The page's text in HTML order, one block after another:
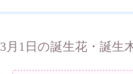
3月1日の誕生花・誕生